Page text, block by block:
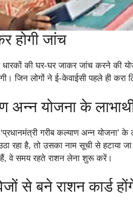
होगी जांच
धारकों की घर-घर जाकर जांच करने की
जिन लोगों ने ई-केवाईसी पहले ही
अन्न योजना के
गरीब कल्याण अन्न योजना’
रहा है, तो उसका नाम सूची से हटाया
वे समय रहते राशन लेना शुरू करें।
से बने राशन कार्ड होंगे